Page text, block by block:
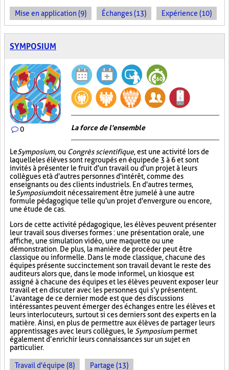
Mise en application (9) Échanges (13) Expérience (10)
SYMPOSIUM
0 La force de l'ensemble
LeSymposium, ou Congrès scientifique, est une activité lors de
laquelle les élèves sont regroupés en équipe de 3 à 6 et sont
invités à présenter le fruit d'un travail ou d'un projet à leurs
collègues et à d'autres personnes d'intérêt, comme des
enseignants ou des clients industriels. En d'autres termes,
leSymposiumdoit nécessairement être jumelé à une autre
formule pédagogique telle qu'un projet d'envergure ou encore,
une étude de cas.
Lors de cette activité pédagogique, les élèves peuvent présenter
leur travail sous diverses formes : une présentation orale, une
affiche, une simulation vidéo, une maquette ou une
démonstration. De plus, la manière de procéder peut être
classique ou informelle. Dans le mode classique, chacune des
équipes présente succinctement son travail devant le reste des
auditeurs alors que, dans le mode informel, un kiosque est
assigné à chacune des équipes et les élèves peuvent exposer leur
travail et en discuter avec les personnes qui s’y présentent.
L’avantage de ce dernier mode est que des discussions
intéressantes peuvent émerger des échanges entre les élèves et
leurs interlocuteurs, surtout si ces derniers sont des experts en la
matière. Ainsi, en plus de permettre aux élèves de partager leurs
apprentissages avec leurs collègues, le Symposiumpermet
également d’enrichir leurs connaissances sur un sujet en
particulier.
Travail d'équipe (8) Partage (13)